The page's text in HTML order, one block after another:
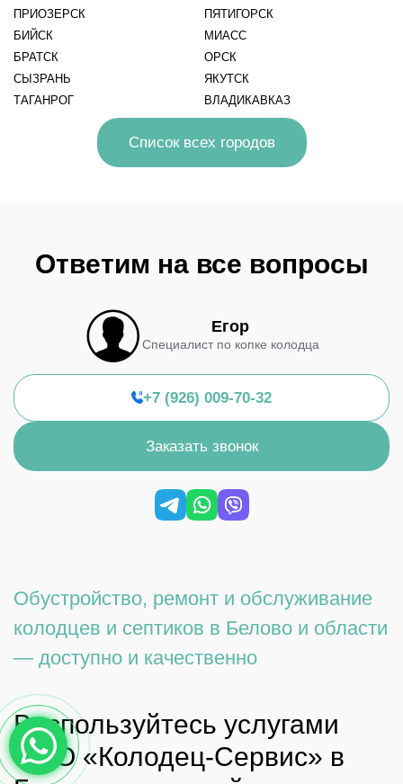
ПРИОЗЕРСК
ПЯТИГОРСК
БИЙСК
МИАСС
БРАТСК
ОРСК
СЫЗРАНЬ
ЯКУТСК
ТАГАНРОГ
ВЛАДИКАВКАЗ
Список всех городов
Ответим на все вопросы
Егор
Специалист по копке колодца
+7 (926) 009-70-32
Заказать звонок
Обустройство, ремонт и обслуживание
колодцев и септиков в Белово и области
— доступно и качественно
Воспользуйтесь услугами
ООО «Колодец-Сервис» в